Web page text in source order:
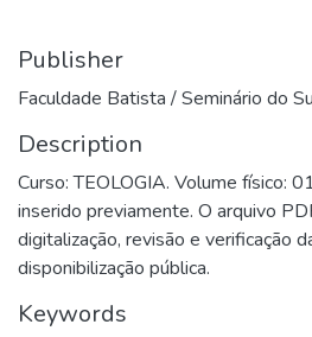
Publisher
Faculdade Batista / Seminário do
Description
Curso: TEOLOGIA. Volume físico:
inserido previamente. O arquivo
digitalização, revisão e verificação
disponibilização pública.
Keywords